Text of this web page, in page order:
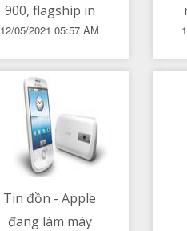
900, flagship in
ear mới vừa
được ra mắt,
công nghệ X3R,
giá 1300$
12/05/2021 05:57 AM
Tin đồn - Apple
đang làm máy